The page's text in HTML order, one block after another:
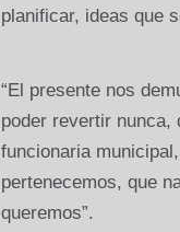
planificar, ideas que
“El presente nos
poder revertir nunca,
funcionaria
pertenecemos, que
queremos”.